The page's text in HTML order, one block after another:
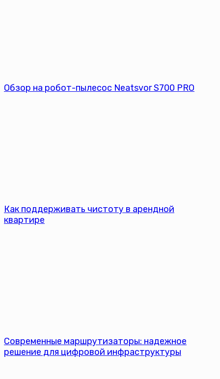
Обзор на робот-пылесос Neatsvor S700 PRO
Как поддерживать чистоту в арендной
квартире
Современные маршрутизаторы: надежное
решение для цифровой инфраструктуры